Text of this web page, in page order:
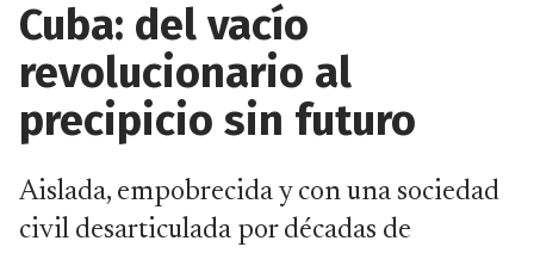
Cuba: del vacío
revolucionario al
precipicio sin futuro
Aislada, empobrecida y con una sociedad
civil desarticulada por décadas de